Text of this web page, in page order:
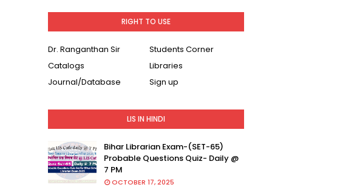
RIGHT TO USE
Dr. Ranganthan Sir
Students Corner
Catalogs
Libraries
Journal/Database
Sign up
LIS IN HINDI
Bihar Librarian Exam-(SET-65)
Probable Questions Quiz- Daily @
7 PM
OCTOBER 17, 2025